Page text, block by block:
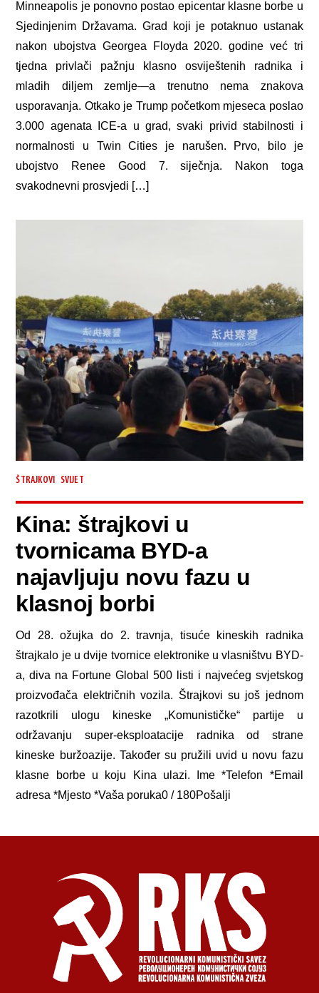
Minneapolis je ponovno postao epicentar klasne borbe u
Sjedinjenim Državama. Grad koji je potaknuo ustanak
nakon ubojstva Georgea Floyda 2020. godine već tri
tjedna privlači pažnju klasno osviještenih radnika i
mladih diljem zemlje—a trenutno nema znakova
usporavanja. Otkako je Trump početkom mjeseca poslao
3.000 agenata ICE-a u grad, svaki privid stabilnosti i
normalnosti u Twin Cities je narušen. Prvo, bilo je
ubojstvo Renee Good 7. siječnja. Nakon toga
svakodnevni prosvjedi […]
ŠTRAJKOVI SVIJET
Kina: štrajkovi u
tvornicama BYD-a
najavljuju novu fazu u
klasnoj borbi
Od 28. ožujka do 2. travnja, tisuće kineskih radnika
štrajkalo je u dvije tvornice elektronike u vlasništvu BYD-
a, diva na Fortune Global 500 listi i najvećeg svjetskog
proizvođača električnih vozila. Štrajkovi su još jednom
razotkrili ulogu kineske „Komunističke“ partije u
održavanju super-eksploatacije radnika od strane
kineske buržoazije. Također su pružili uvid u novu fazu
klasne borbe u koju Kina ulazi. Ime *Telefon *Email
adresa *Mjesto *Vaša poruka0 / 180Pošalji